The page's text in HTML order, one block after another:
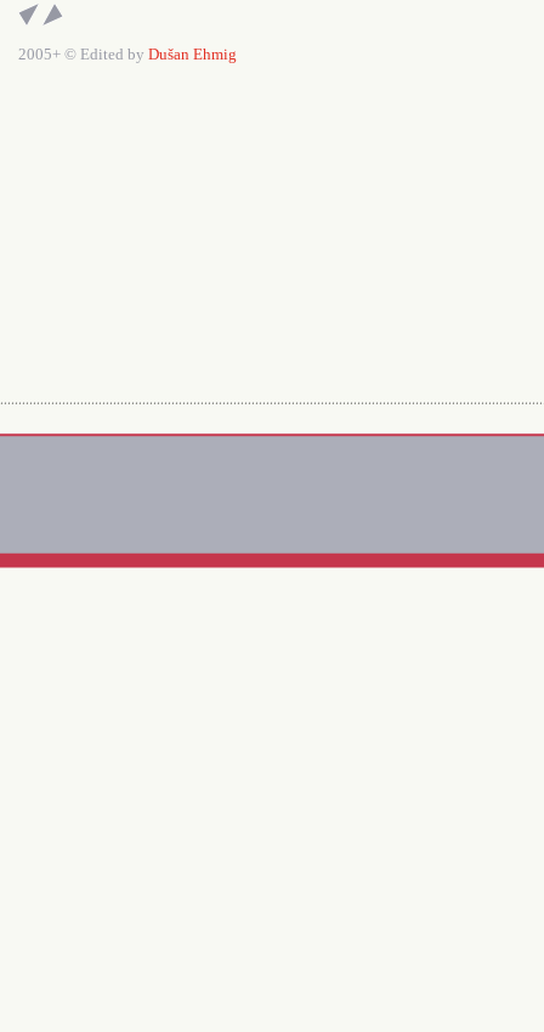
2005+ © Edited by Dušan Ehmig